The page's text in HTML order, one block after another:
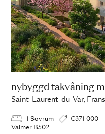
nybyggd takvåning
Saint-Laurent-du-Var,
1 Sovrum
€371 000
Valmer B502